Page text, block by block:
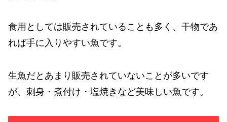
食用としては販売されていることも多く、干物であ
れば手に入りやすい魚です。
生魚だとあまり販売されていないことが多いです
が、刺身・煮付け・塩焼きなど美味しい魚です。